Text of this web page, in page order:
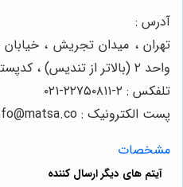
آدرس :
واحد ۲ (بالاتر از تندیس) ، کدپستی: ۱۹۸۹۶۳۴۴۱۴
تلفکس : ۲-۲۲۷۵۰۸۱۱-۰۲۱
پست الکترونیک : info@matsa.co
مشخصات